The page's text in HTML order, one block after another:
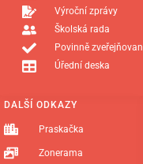
DALŠÍ ODKAZY
Praskačka
Zonerama
Výroční zprávy
Školská rada
Povinně
Úřední deska